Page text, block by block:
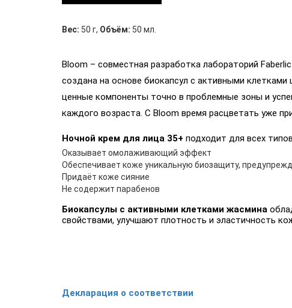
Вес: 50 г, Объём: 50 мл.
Bloom – совместная разработка лабораторий
создана на основе биокапсул с активными
ценные компоненты точно в проблемные зоны и
каждого возраста. С Bloom время расцветать уже
Ночной крем для лица 35+ подходит для всех
Оказывает омолаживающий эффект
Обеспечивает коже уникальную биозащиту,
Придаёт коже сияние
Не содержит парабенов
Биокапсулы с активными клетками жасмина
свойствами, улучшают плотность и эластичность
Декларация о соответствии